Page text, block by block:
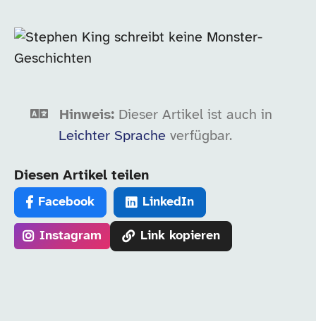
Hinweis: Dieser Artikel ist auch in
Leichter Sprache verfügbar.
Diesen Artikel teilen
Facebook LinkedIn
Instagram Link kopieren